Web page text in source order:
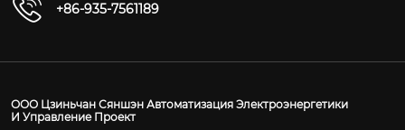
+86-935-7561189
ООО Цзиньчан Сяншэн Автоматизация Электроэнергетики
И Управление Проект